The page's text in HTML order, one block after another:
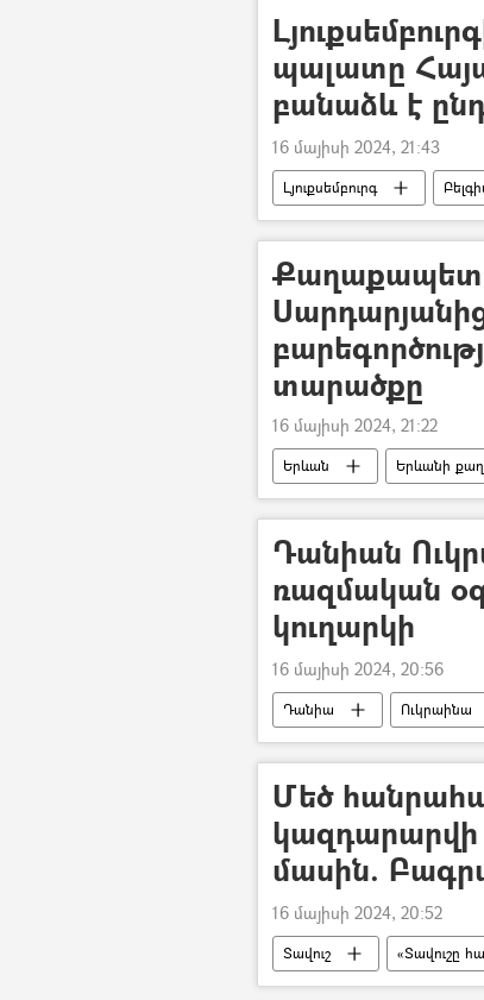
պալատը
բանաձև է
16 մայիսի 2024, 21:43
Լյուքսեմբուրգ
Դելիմիտացիա
տարածքը
16 մայիսի 2024, 21:22
Երևան Երևանի
«Տավուշը հանուն հայրենիքի»
Դանիան
ռազմական
կուղարկի
16 մայիսի 2024, 20:56
Դանիա Ուկրաինա
Դոնբասի պաշտպանություն.
Մեծ
մասին.
16 մայիսի 2024, 20:52
Տավուշ «Տավուշը
Տեր Բագրատ Գալստանյան